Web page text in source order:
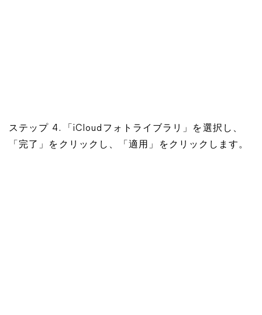
ステップ 4. 「iCloudフォトライブラリ」を選択し、
「完了」をクリックし、「適用」をクリックします。